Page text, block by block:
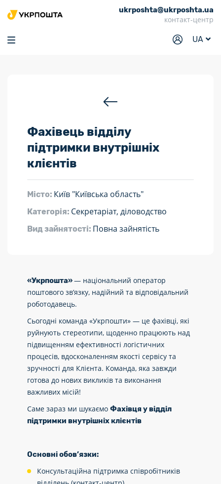
ukrposhta@ukrposhta.ua
контакт-центр
UA
Головна
Маркет
Відділення
Філателія
Для бізнесу
Фахівець відділу
підтримки внутрішніх
клієнтів
Місто: Київ "Київська область"
Категорія: Секретаріат, діловодство
Вид зайнятості: Повна зайнятість
«Укрпошта»— національний оператор
поштового зв’язку, надійний та відповідальний
роботодавець.
Сьогодні команда «Укрпошти» — це фахівці, які
руйнують стереотипи, щоденно працюють над
підвищенням ефективності логістичних
процесів, вдосконаленням якості сервісу та
зручності для Клієнта. Команда, яка завжди
готова до нових викликів та виконання
важливих місій!
Саме зараз ми шукаємо Фахівця у відділ
підтримки внутрішніх клієнтів
Основні обов’язки:
Консультаційна підтримка співробітників